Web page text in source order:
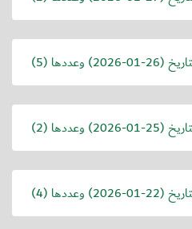
(
2026-01-26) وعددها (5)
(
2026-01-25) وعددها (2)
(
2026-01-22) وعددها (4)